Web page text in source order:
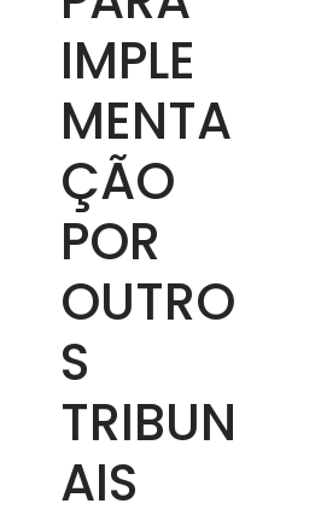
IMPLE
MENTA
ÇÃO
POR
OUTRO
S
TRIBUN
AIS